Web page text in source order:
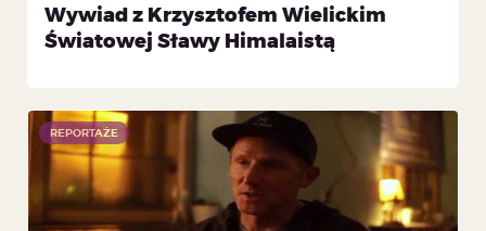
Wywiad z Krzysztofem Wielickim
Światowej Sławy Himalaistą
REPORTAŻE